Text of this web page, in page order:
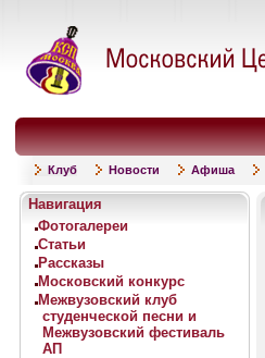
Клуб Новости Афиша
Навигация
Фотогалереи
Статьи
Рассказы
Московский конкурс
Межвузовский клуб
студенческой песни и
Межвузовский фестиваль
АП